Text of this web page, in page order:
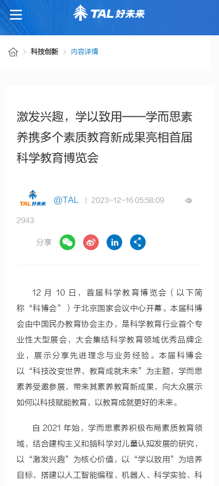
科技创新 内容详情
激发兴趣，学以致用——学而思素
养携多个素质教育新成果亮相首届
科学教育博览会
@TAL | 2023-12-16 05:58:09
2943
分享
12 月 10 日，首届科学教育博览会（以下简
称“科博会”）于北京国家会议中心开幕。本届科博
会由中国民办教育协会主办，是科学教育行业首个专
业性大型展会，大会集结科学教育领域优秀品牌企
业，展示分享先进理念与业务经验。本届科博会
以“科技改变世界，教育成就未来”为主题，学而思
素养受邀参展，带来其素养教育新成果，向大众展示
如何以科技赋能教育，以教育成就更好的未来。
自 2021 年始，学而思素养积极布局素质教育领
域，结合建构主义和脑科学对儿童认知发展的研究，
以“激发兴趣”为核心价值，以“学以致用”为培养
目标，搭建以人工智能编程、机器人、科学实验、科